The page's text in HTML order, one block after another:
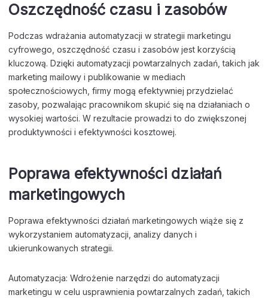
Oszczędność czasu i zasobów
Podczas wdrażania automatyzacji w strategii marketingu
cyfrowego, oszczędność czasu i zasobów jest korzyścią
kluczową. Dzięki automatyzacji powtarzalnych zadań, takich jak
marketing mailowy i publikowanie w mediach
społecznościowych, firmy mogą efektywniej przydzielać
zasoby, pozwalając pracownikom skupić się na działaniach o
wysokiej wartości. W rezultacie prowadzi to do zwiększonej
produktywności i efektywności kosztowej.
Poprawa efektywności działań
marketingowych
Poprawa efektywności działań marketingowych wiąże się z
wykorzystaniem automatyzacji, analizy danych i
ukierunkowanych strategii.
Automatyzacja: Wdrożenie narzędzi do automatyzacji
marketingu w celu usprawnienia powtarzalnych zadań, takich